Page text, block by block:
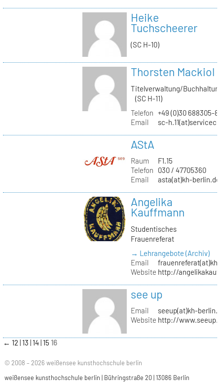
Heike
Tuchscheerer
(SC H-10)
Thorsten Mackiol
Titelverwaltung/
(SC H-11)
Telefon +49 (0)30 688305-
Email
sc-
AStA
Raum
F1.15
Telefon
030 / 47705360
Email
asta(at)kh-berlin.de
Angelika
Kauffmann
Studentisches
Frauenreferat
→ Lehrangebote (Archiv)
Email
Website http://
see up
Email
seeup(at)kh-
Website http://
← 12 13 14 15 16
© 2008 – 2026 weißensee kunsthochschule berlin
weißensee kunsthochschule berlin | Bühringstraße 20 | 13086 Berlin